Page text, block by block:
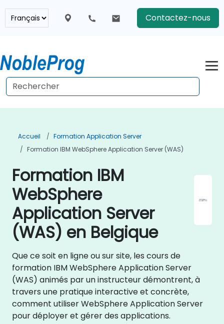
Contactez-nous
Accueil
Formation Application Server
Formation IBM WebSphere Application Server (WAS)
Formation IBM
WebSphere
Application Server
(WAS) en Belgique
Que ce soit en ligne ou sur site, les cours de
formation IBM WebSphere Application Server
(WAS) animés par un instructeur démontrent, à
travers une pratique interactive et concrète,
comment utiliser WebSphere Application Server
pour déployer et gérer des applications.